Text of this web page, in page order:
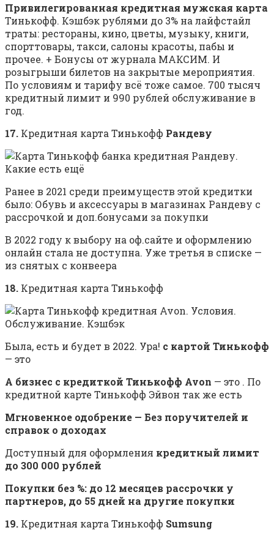
Привилегированная кредитная мужская карта
Тинькофф. Кэшбэк рублями до 3% на лайфстайл
траты: рестораны, кино, цветы, музыку, книги,
спорттовары, такси, салоны красоты, пабы и
прочее. + Бонусы от журнала МАКСИМ. И
розыгрыши билетов на закрытые мероприятия.
По условиям и тарифу всё тоже самое. 700 тысяч
кредитный лимит и 990 рублей обслуживание в
год.
17. Кредитная карта Тинькофф Рандеву
Ранее в 2021 среди преимуществ этой кредитки
было: Обувь и аксессуары в магазинах Рандеву с
рассрочкой и доп.бонусами за покупки
В 2022 году к выбору на оф.сайте и оформлению
онлайн стала не доступна. Уже третья в списке —
из снятых с конвеера
18. Кредитная карта Тинькофф
Была, есть и будет в 2022. Ура! с картой Тинькофф
— это
А бизнес с кредиткой Тинькофф Avon — это . По
кредитной карте Тинькофф Эйвон так же есть
Мгновенное одобрение — Без поручителей и
справок о доходах
Доступный для оформления кредитный лимит
до 300 000 рублей
Покупки без %: до 12 месяцев рассрочки у
партнеров, до 55 дней на другие покупки
19. Кредитная карта Тинькофф Sumsung